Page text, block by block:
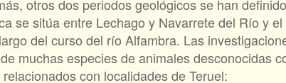
otros dos periodos geológicos se han
se sitúa entre Lechago y Navarrete del Río y
del curso del río Alfambra. Las
muchas especies de animales desconocidas
con localidades de Teruel: